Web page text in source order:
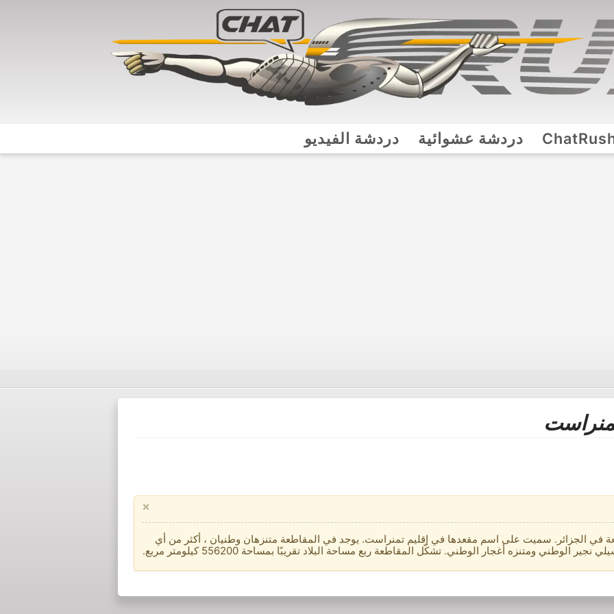
دردشة عشوائية دردشة الفيديو
×
في الجزائر. سميت على اسم مقعدها في إقليم تمنراست. يوجد في المقاطعة متنزهان وطنيان ، أكثر من أي
الوطني ومتنزه أغجار الوطني. تشكّل المقاطعة ربع مساحة البلاد تقريبًا بمساحة 556200 كيلومتر مربع.